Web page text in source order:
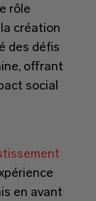
rôle
création
des défis
offrant
social
en avant